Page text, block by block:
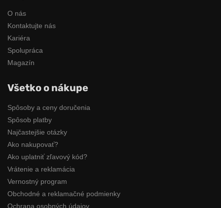
O nás
Kontaktujte nás
Kariéra
Spolupráca
Magazín
Všetko o nákupe
Spôsoby a ceny doručenia
Spôsob platby
Najčastejšie otázky
Ako nakupovať?
Ako uplatniť zľavový kód?
Vrátenie a reklamácia
Vernostný program
Obchodné a reklamačné podmienky
Ochrana osobných údajov